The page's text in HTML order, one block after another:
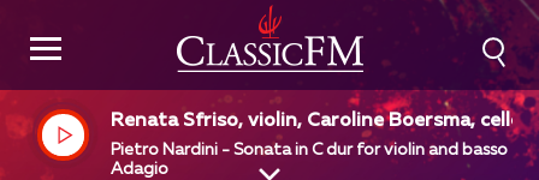
Renata Sfriso, violin, Caroline Boersma, cello
Pietro Nardini - Sonata in C dur for violin and basso - 1
Adagio